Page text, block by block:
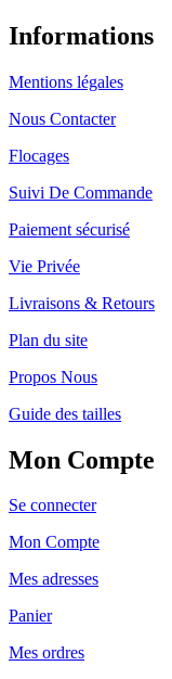
Informations
Mentions légales
Nous Contacter
Flocages
Suivi De Commande
Paiement sécurisé
Vie Privée
Livraisons & Retours
Plan du site
Propos Nous
Guide des tailles
Mon Compte
Se connecter
Mon Compte
Mes adresses
Panier
Mes ordres